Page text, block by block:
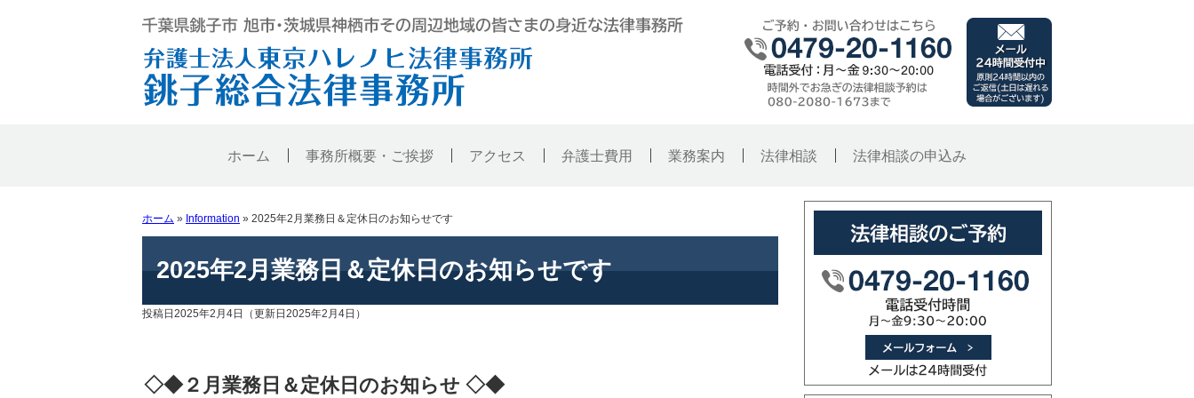
弁護士法人東京ハレノヒ法律事務所・銚子総合法律事務所
ホーム 事務所概要・ご挨拶 アクセス 弁護士費用 業務案内 法律相談 法律相談の申込み
ホーム » Information » 2025年2月業務日＆定休日のお知らせです
2025年2月業務日＆定休日のお知らせです
投稿日2025年2月4日 （更新日2025年2月4日）
◇◆２月業務日＆定休日のお知らせ ◇◆